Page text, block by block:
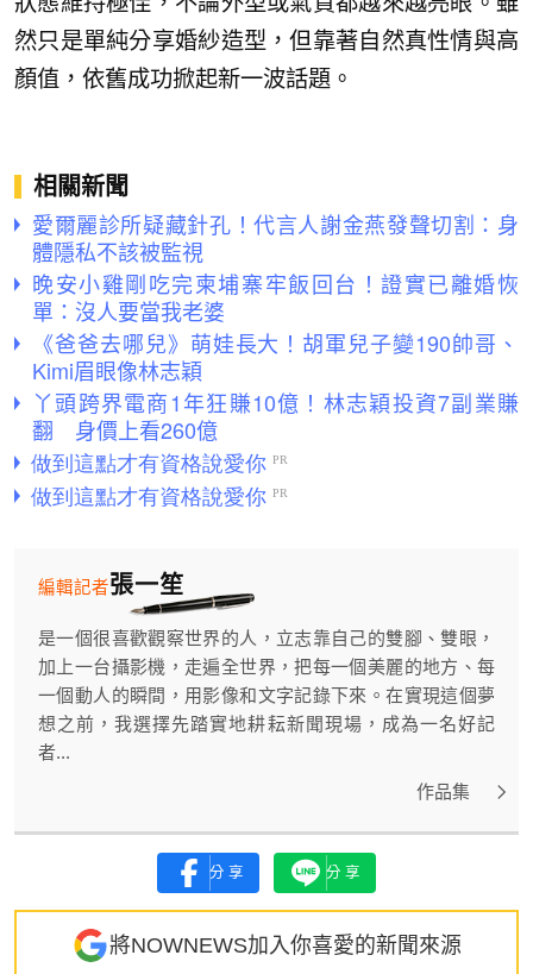
然只是單純分享婚紗造型，但靠著自然真性情與高
顏值，依舊成功掀起新一波話題。
相關新聞
愛爾麗診所疑藏針孔！代言人謝金燕發聲切割：身
體隱私不該被監視
晚安小雞剛吃完柬埔寨牢飯回台！證實已離婚恢
單：沒人要當我老婆
《爸爸去哪兒》萌娃長大！胡軍兒子變190帥哥、
Kimi眉眼像林志穎
丫頭跨界電商1年狂賺10億！林志穎投資7副業賺
翻 身價上看260億
張一笙
編輯記者
是一個很喜歡觀察世界的人，立志靠自己的雙腳、雙眼，
加上一台攝影機，走遍全世界，把每一個美麗的地方、每
一個動人的瞬間，用影像和文字記錄下來。在實現這個夢
想之前，我選擇先踏實地耕耘新聞現場，成為一名好記
者...
作品集
分享 分享
將NOWNEWS加入你喜愛的新聞來源